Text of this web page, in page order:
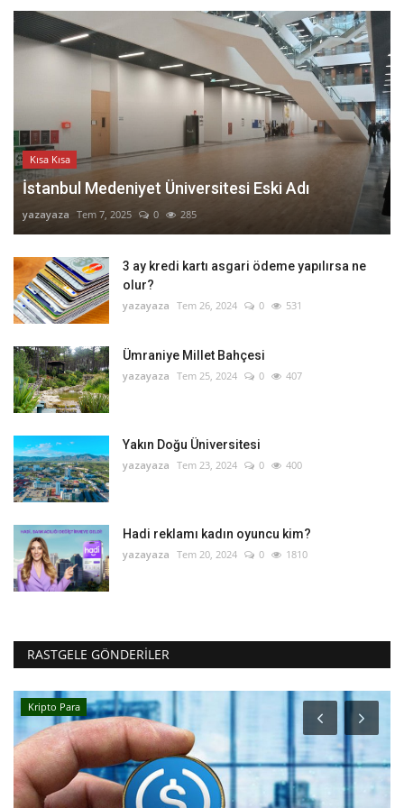
Kısa Kısa
İstanbul Medeniyet Üniversitesi Eski Adı
yazayaza Tem 7, 2025 0 285
3 ay kredi kartı asgari ödeme yapılırsa ne
olur?
yazayaza Tem 26, 2024 0 531
Ümraniye Millet Bahçesi
yazayaza Tem 25, 2024 0 407
Yakın Doğu Üniversitesi
yazayaza Tem 23, 2024 0 400
Hadi reklamı kadın oyuncu kim?
yazayaza Tem 20, 2024 0 1810
RASTGELE GÖNDERILER
Kripto Para